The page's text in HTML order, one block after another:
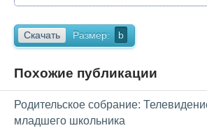
Скачать Размер: b
Похожие публикации
Родительское собрание:
младшего школьника